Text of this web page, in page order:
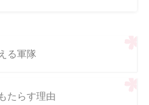
る軍隊
たらす理由